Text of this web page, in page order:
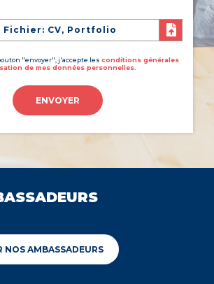
Fichier: CV, Portfolio
"envoyer", j'accepte les conditions générales
de mes données personnelles.
ENVOYER
NOS AMBASSADEURS